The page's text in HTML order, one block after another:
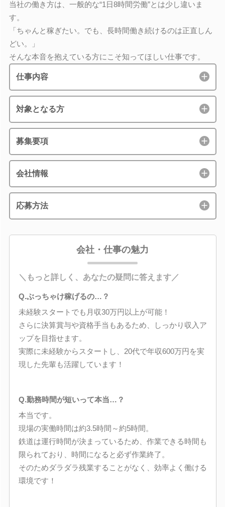
当社の働き方は、一般的な“1日8時間労働”とは少し違いま
す。
「ちゃんと稼ぎたい。でも、長時間働き続けるのは正直しん
どい。」
そんな本音を抱えている方にこそ知ってほしい仕事です。
仕事内容
対象となる方
募集要項
会社情報
応募方法
会社・仕事の魅力
＼もっと詳しく、あなたの疑問に答えます／
Q.ぶっちゃけ稼げるの…？
未経験スタートでも月収30万円以上が可能！
さらに決算賞与や資格手当もあるため、しっかり収入ア
ップを目指せます。
実際に未経験からスタートし、20代で年収600万円を実
現した先輩も活躍しています！
Q.勤務時間が短いって本当…？
本当です。
現場の実働時間は約3.5時間～約5時間。
鉄道は運行時間が決まっているため、作業できる時間も
限られており、時間になると必ず作業終了。
そのためダラダラ残業することがなく、効率よく働ける
環境です！